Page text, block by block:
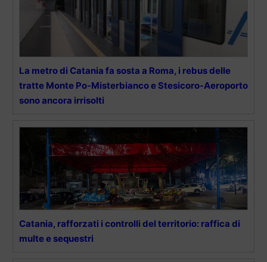
La metro di Catania fa sosta a Roma, i rebus delle
tratte Monte Po-Misterbianco e Stesicoro-Aeroporto
sono ancora irrisolti
Catania, rafforzati i controlli del territorio: raffica di
multe e sequestri